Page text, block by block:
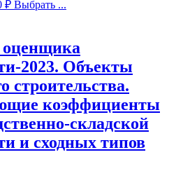
₽ Выбрать ...
2023. Объекты
строительства.
коэффициенты
складской
и сходных типов